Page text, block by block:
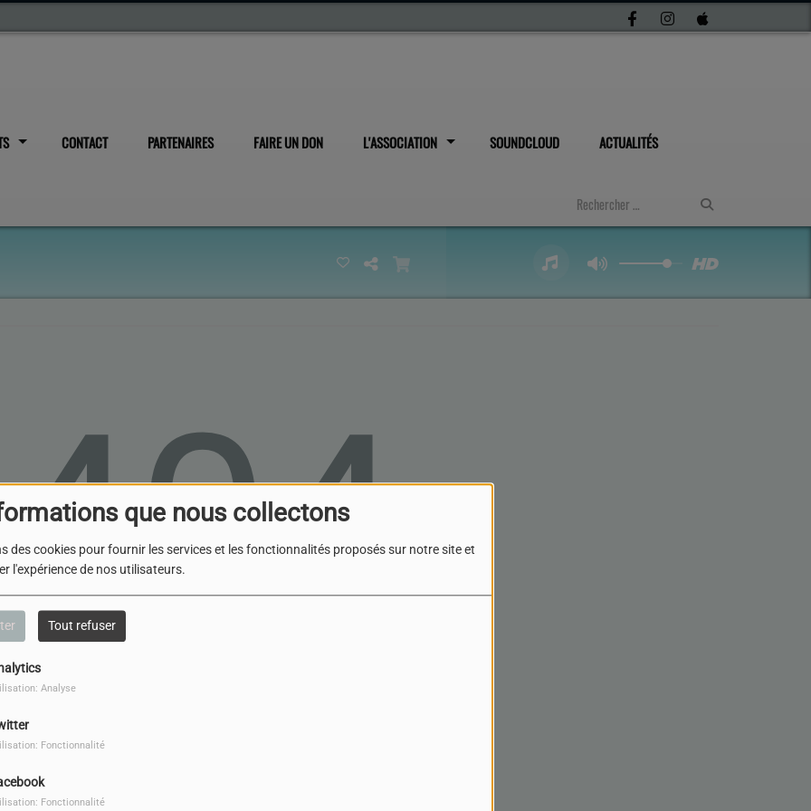
que nous collectons
des cookies pour fournir les services et les fonctionnalités proposés sur notre site et
l'expérience de nos utilisateurs.
Tout refuser
Analyse
Fonctionnalité
Fonctionnalité
CONTACT PARTENAIRES FAIRE UN DON L'ASSOCIATION SOUNDCLOUD ACTUALITÉS
404
vous avez rencontré une erreur.